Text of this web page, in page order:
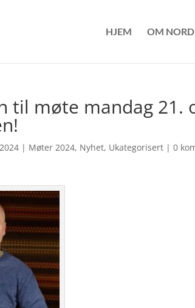
HJEM OM
til møte mandag 21.
| Møter 2024, Nyhet, Ukategorisert |0